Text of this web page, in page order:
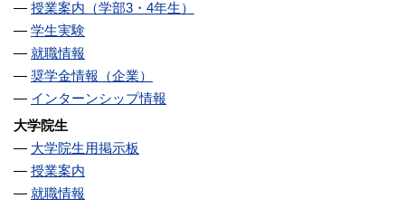
授業案内（学部3・4年生）
学生実験
就職情報
奨学金情報（企業）
インターンシップ情報
大学院生
大学院生用掲示板
授業案内
就職情報